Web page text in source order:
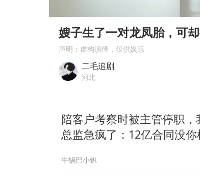
张本智和：零
微信新功能：
老人被城管撞
习近平心系体
嫂子生了一对龙凤胎，可
声明：虚构演绎，仅供娱乐
二毛追剧
河北
陪客户考察时被主管停职
总监急疯了：12亿合同没你
牛锅巴小钒